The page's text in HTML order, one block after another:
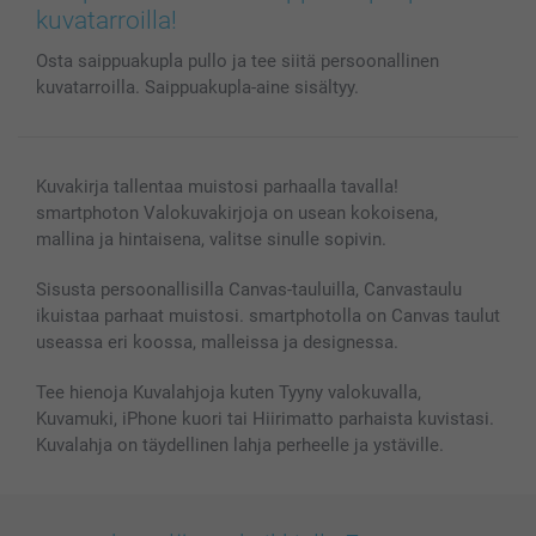
Kännykkä & Tabletti
Kuvakalenterit & Päivyrit
Valokuvakehykset & Lisätarvikkeet
Sivukartta
Investor Relations
smartbonus
Tilausten tila
kuvatarroilla!
Osta saippuakupla pullo ja tee siitä persoonallinen
kuvatarroilla. Saippuakupla-aine sisältyy.
Kuvakirja tallentaa muistosi parhaalla tavalla!
smartphoton Valokuvakirjoja on usean kokoisena,
mallina ja hintaisena, valitse sinulle sopivin.
Sisusta persoonallisilla Canvas-tauluilla, Canvastaulu
ikuistaa parhaat muistosi. smartphotolla on Canvas taulut
useassa eri koossa, malleissa ja designessa.
Tee hienoja Kuvalahjoja kuten Tyyny valokuvalla,
Kuvamuki, iPhone kuori tai Hiirimatto parhaista kuvistasi.
Kuvalahja on täydellinen lahja perheelle ja ystäville.